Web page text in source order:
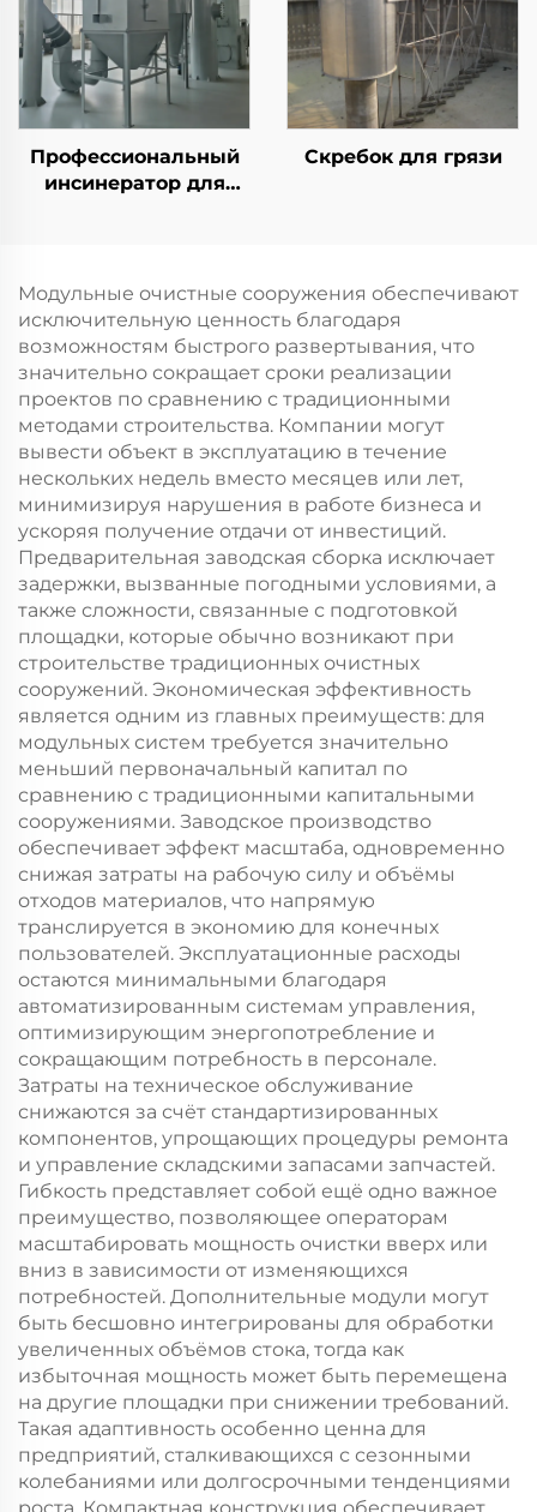
очистки сточных вод
Профессиональный
инсинератор для
отходов в отелях и на
производстве
Скребок для грязи
Модульные очистные сооружения обеспечивают
исключительную ценность благодаря
возможностям быстрого развертывания, что
значительно сокращает сроки реализации
проектов по сравнению с традиционными
методами строительства. Компании могут
вывести объект в эксплуатацию в течение
нескольких недель вместо месяцев или лет,
минимизируя нарушения в работе бизнеса и
ускоряя получение отдачи от инвестиций.
Предварительная заводская сборка исключает
задержки, вызванные погодными условиями, а
также сложности, связанные с подготовкой
площадки, которые обычно возникают при
строительстве традиционных очистных
сооружений. Экономическая эффективность
является одним из главных преимуществ: для
модульных систем требуется значительно
меньший первоначальный капитал по
сравнению с традиционными капитальными
сооружениями. Заводское производство
обеспечивает эффект масштаба, одновременно
снижая затраты на рабочую силу и объёмы
отходов материалов, что напрямую
транслируется в экономию для конечных
пользователей. Эксплуатационные расходы
остаются минимальными благодаря
автоматизированным системам управления,
оптимизирующим энергопотребление и
сокращающим потребность в персонале.
Затраты на техническое обслуживание
снижаются за счёт стандартизированных
компонентов, упрощающих процедуры ремонта
и управление складскими запасами запчастей.
Гибкость представляет собой ещё одно важное
преимущество, позволяющее операторам
масштабировать мощность очистки вверх или
вниз в зависимости от изменяющихся
потребностей. Дополнительные модули могут
быть бесшовно интегрированы для обработки
увеличенных объёмов стока, тогда как
избыточная мощность может быть перемещена
на другие площадки при снижении требований.
Такая адаптивность особенно ценна для
предприятий, сталкивающихся с сезонными
колебаниями или долгосрочными тенденциями